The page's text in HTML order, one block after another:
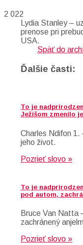
2 022
Lydia Stanley –
prenose pri
USA.
Späť do
Ďalšie časti:
To je
Ježišom zmenilo
Charles Ndifon
jeho život.
Pozrieť slovo »
To je
pod autom,
Bruce Van Natta
zachránený
Pozrieť slovo »